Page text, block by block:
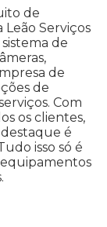
de
Leão Serviços
de
de
de
Com
os clientes,
é
isso só é